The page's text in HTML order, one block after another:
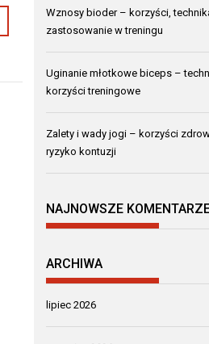
Wznosy bioder – korzyści,
zastosowanie w treningu
Uginanie młotkowe biceps –
korzyści treningowe
Zalety i wady jogi – korzyści
ryzyko kontuzji
NAJNOWSZE
ARCHIWA
lipiec 2026